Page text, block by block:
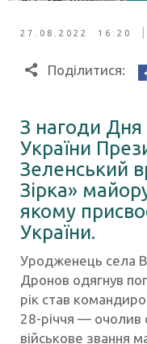
27.08.2022 16:20
Поділитися:
З нагоди Дня
України
Зеленський
Зірка»
якому
України.
Уродженець села
Дронов одягнув
рік став
28-річчя — очолив
військове звання